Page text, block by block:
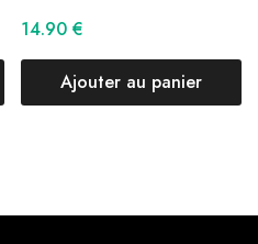
14.90 €
Ajouter au panier